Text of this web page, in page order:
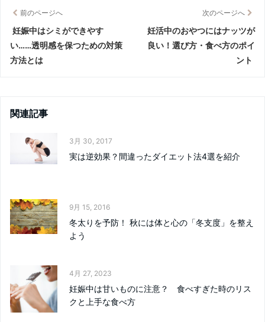
前のページへ
妊娠中はシミができやす
い……透明感を保つための対策
方法とは
次のページへ
妊活中のおやつにはナッツが
良い！選び方・食べ方のポイ
ント
関連記事
3月 30, 2017
実は逆効果？間違ったダイエット法4選を紹介
9月 15, 2016
冬太りを予防！ 秋には体と心の「冬支度」を整え
よう
4月 27, 2023
妊娠中は甘いものに注意？ 食べすぎた時のリス
クと上手な食べ方